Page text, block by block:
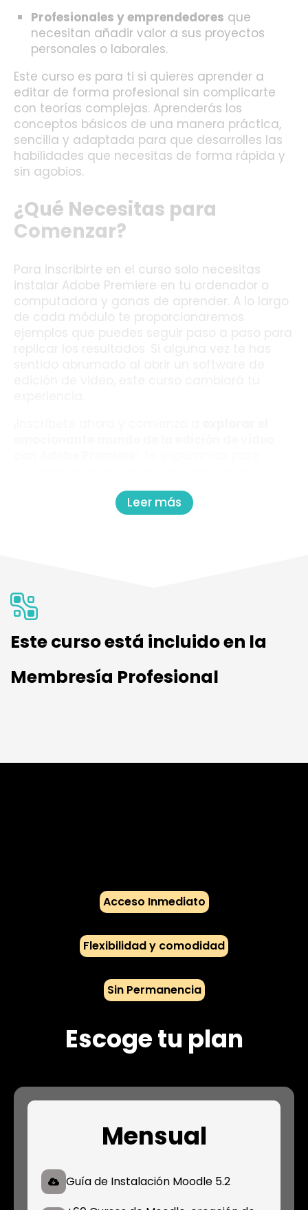
Profesionales y emprendedores que
necesitan añadir valor a sus proyectos
personales o laborales.
Este curso es para ti si quieres aprender a
editar de forma profesional sin complicarte
con teorías complejas. Aprenderás los
conceptos básicos de una manera práctica,
sencilla y adaptada para que desarrolles las
habilidades que necesitas de forma rápida y
sin agobios.
¿Qué Necesitas para
Comenzar?
Para inscribirte en el curso solo necesitas
instalar Adobe Premiere en tu ordenador o
computadora y ganas de aprender. A lo largo
de cada módulo te proporcionaremos
ejemplos que puedes seguir paso a paso para
Leer más
Este curso está incluido en la
Membresía Profesional
Acceso Inmediato
Flexibilidad y comodidad
Sin Permanencia
Escoge tu plan
Mensual
Guía de Instalación Moodle 5.2